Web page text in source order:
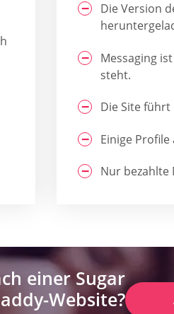
Die Version
Messaging
steht.
Die Site
Einige
Nur bezahlte
einer Sugar
Website?